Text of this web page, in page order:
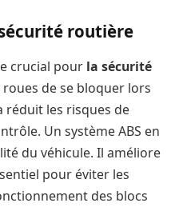
routière
crucial pour la sécurité
de se bloquer lors
réduit les risques de
Un système ABS en
du véhicule. Il améliore
pour éviter les
des blocs